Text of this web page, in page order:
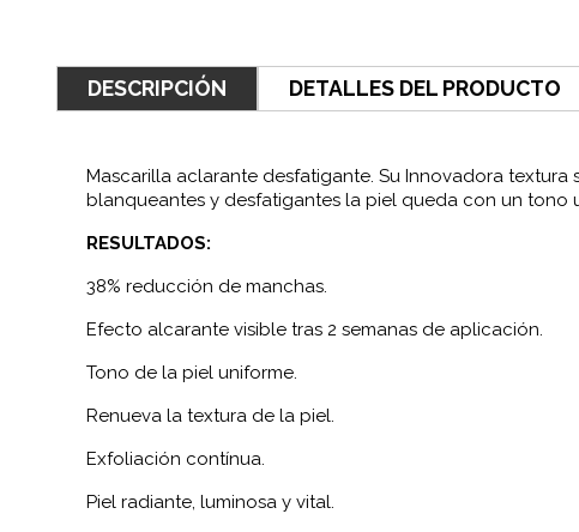
DESCRIPCIÓN DETALLES DEL PRODUCTO
Mascarilla aclarante desfatigante. Su Innovadora
blanqueantes y desfatigantes la piel queda con un tono
RESULTADOS:
38% reducción de manchas.
Efecto alcarante visible tras 2 semanas de aplicación.
Tono de la piel uniforme.
Renueva la textura de la piel.
Exfoliación contínua.
Piel radiante, luminosa y vital.